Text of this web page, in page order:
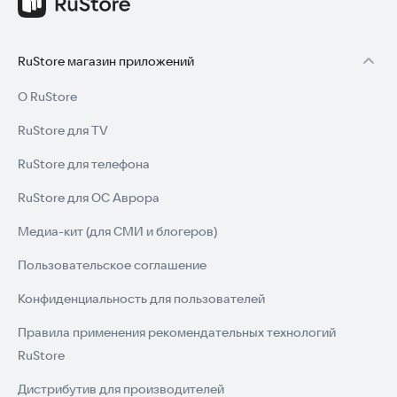
RuStore магазин приложений
О RuStore
RuStore для TV
RuStore для телефона
RuStore для ОС Аврора
Медиа-кит (для СМИ и блогеров)
Пользовательское соглашение
Конфиденциальность для пользователей
Правила применения рекомендательных технологий
RuStore
Дистрибутив для производителей